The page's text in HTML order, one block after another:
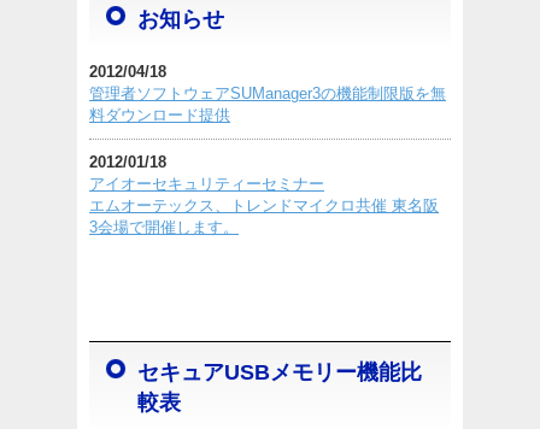
お知らせ
2012/04/18
管理者ソフトウェアSUManager3の機能制限版を無
料ダウンロード提供
2012/01/18
アイオーセキュリティーセミナー
エムオーテックス、トレンドマイクロ共催 東名阪
3会場で開催します。
セキュアUSBメモリー機能比
較表